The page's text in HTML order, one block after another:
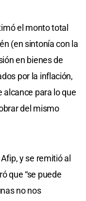
el monto total
(en sintonía con la
en bienes de
por la inflación,
alcance para lo que
del mismo
y se remitió al
que “se puede
no nos